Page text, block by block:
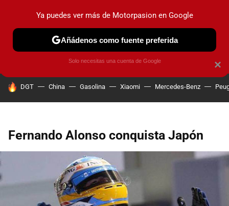
PRUEBAS COCHES ELÉCTRICOS OBSERVATORIO
HOY SE HABLA DE
DGT China Gasolina Xiaomi Mercedes-Benz
Fernando Alonso conquista Japón
×
Ya puedes ver más de Motorpasion en Google
Añádenos como fuente preferida
Solo necesitas una cuenta de Google